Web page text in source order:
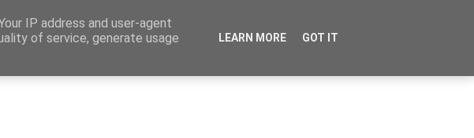
IP address and user-agent
of service, generate usage
LEARN MORE GOT IT